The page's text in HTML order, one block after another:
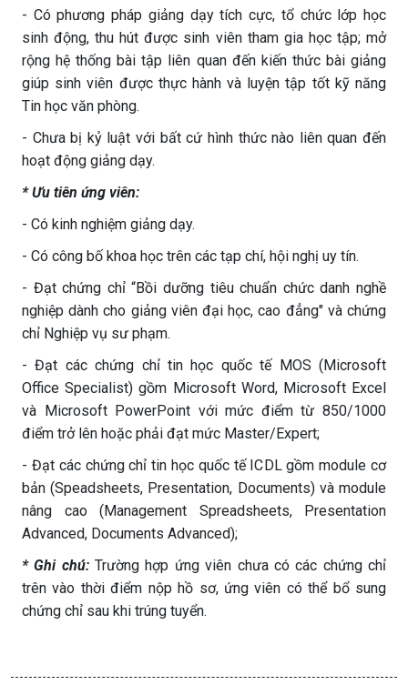
- Có phương pháp giảng dạy tích cực, tổ chức lớp học
sinh động, thu hút được sinh viên tham gia học tập; mở
rộng hệ thống bài tập liên quan đến kiến thức bài giảng
giúp sinh viên được thực hành và luyện tập tốt kỹ năng
Tin học văn phòng.
- Chưa bị kỷ luật với bất cứ hình thức nào liên quan đến
hoạt động giảng dạy.
* Ưu tiên ứng viên:
- Có kinh nghiệm giảng dạy.
- Có công bố khoa học trên các tạp chí, hội nghị uy tín.
- Đạt chứng chỉ “Bồi dưỡng tiêu chuẩn chức danh nghề
nghiệp dành cho giảng viên đại học, cao đẳng" và chứng
chỉ Nghiệp vụ sư phạm.
- Đạt các chứng chỉ tin học quốc tế MOS (Microsoft
Office Specialist) gồm Microsoft Word, Microsoft Excel
và Microsoft PowerPoint với mức điểm từ 850/1000
điểm trở lên hoặc phải đạt mức Master/Expert;
- Đạt các chứng chỉ tin học quốc tế ICDL gồm module cơ
bản (Speadsheets, Presentation, Documents) và module
nâng cao (Management Spreadsheets, Presentation
Advanced, Documents Advanced);
* Ghi chú:Trường hợp ứng viên chưa có các chứng chỉ
trên vào thời điểm nộp hồ sơ, ứng viên có thể bổ sung
chứng chỉ sau khi trúng tuyển.